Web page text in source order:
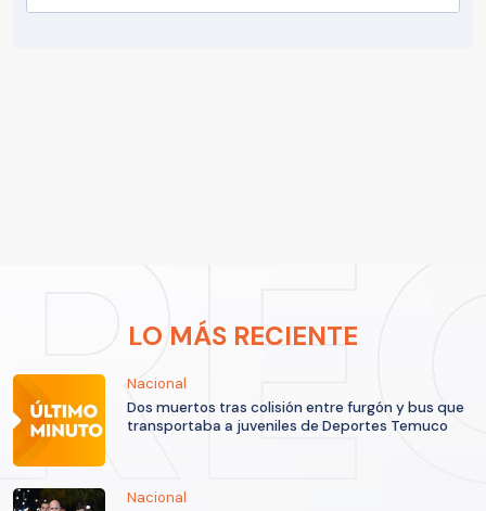
LO MÁS RECIENTE
Nacional
Dos muertos tras colisión entre furgón y bus que
transportaba a juveniles de Deportes Temuco
Nacional